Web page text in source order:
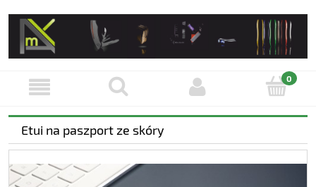
Etui na paszport ze skóry